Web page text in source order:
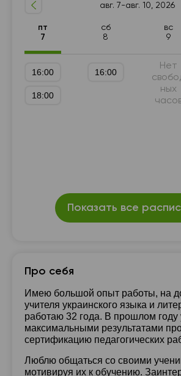
авг. 7-авг. 10, 2026
пт
7
сб
8
вс
9
16:00
18:00
16:00
Нет
ных
Показать все
Про себя
Имею большой опыт работы, на
учителя украинского языка и
работаю 32 года. В прошлом году
максимальными результатами
сертификацию педагогических
Люблю общаться со своими
мотивируя их к обучению.